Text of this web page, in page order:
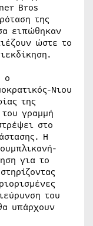
Bros
της
ειπώθηκαν
ώστε το
ο
Νιου
της
γραμμή
στο
Η
για το
του
υπάρχουν